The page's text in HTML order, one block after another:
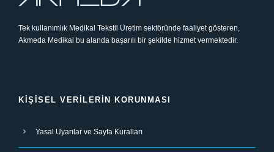
Tek kullanımlık Medikal Tekstil Üretim sektöründe faaliyet gösteren,
Akmeda Medikal bu alanda başarılı bir şekilde hizmet vermektedir.
KIŞISEL VERILERIN KORUNMASI
Yasal Uyarılar ve Sayfa Kuralları